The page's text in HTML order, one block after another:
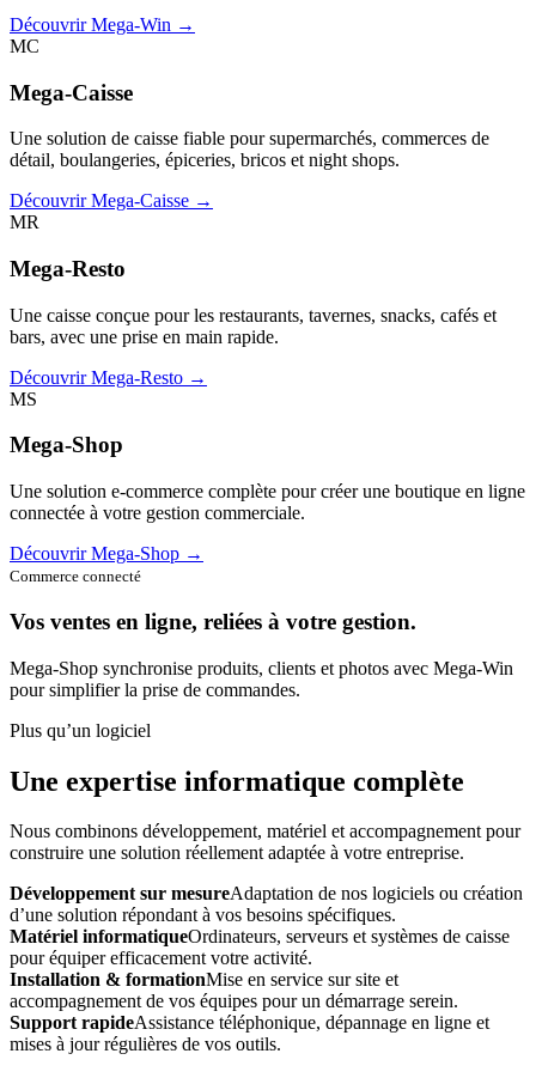
Découvrir Mega-Win →
MC
Mega-Caisse
Une solution de caisse fiable pour supermarchés, commerces de
détail, boulangeries, épiceries, bricos et night shops.
Découvrir Mega-Caisse →
MR
Mega-Resto
Une caisse conçue pour les restaurants, tavernes, snacks, cafés et
bars, avec une prise en main rapide.
Découvrir Mega-Resto →
MS
Mega-Shop
Une solution e-commerce complète pour créer une boutique en ligne
connectée à votre gestion commerciale.
Découvrir Mega-Shop →
Commerce connecté
Vos ventes en ligne, reliées à votre gestion.
Mega-Shop synchronise produits, clients et photos avec Mega-Win
pour simplifier la prise de commandes.
Plus qu’un logiciel
Une expertise informatique complète
Nous combinons développement, matériel et accompagnement pour
construire une solution réellement adaptée à votre entreprise.
Développement sur mesureAdaptation de nos logiciels ou création
d’une solution répondant à vos besoins spécifiques.
Matériel informatiqueOrdinateurs, serveurs et systèmes de caisse
pour équiper efficacement votre activité.
Installation & formationMise en service sur site et
accompagnement de vos équipes pour un démarrage serein.
Support rapideAssistance téléphonique, dépannage en ligne et
mises à jour régulières de vos outils.